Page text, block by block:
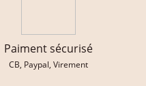
Paiment sécurisé
CB, Paypal, Virement